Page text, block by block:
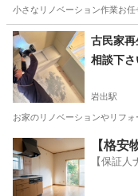
小さなリノベーション作業お
和歌山 有田郡 湯浅駅
古民家
相談下さ
岩出駅
お家のリノベーションやリフ
和歌山 岩出駅
【格安
【保証